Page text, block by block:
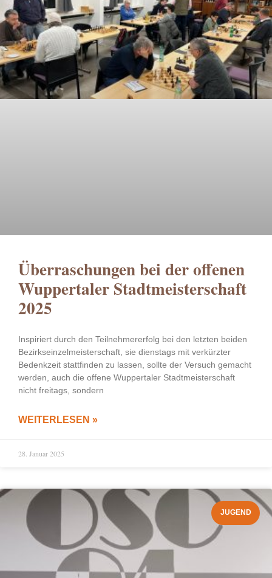
Überraschungen bei der offenen
Wuppertaler Stadtmeisterschaft
2025
Inspiriert durch den Teilnehmererfolg bei den letzten beiden
Bezirkseinzelmeisterschaft, sie dienstags mit verkürzter
Bedenkzeit stattfinden zu lassen, sollte der Versuch gemacht
werden, auch die offene Wuppertaler Stadtmeisterschaft
nicht freitags, sondern
WEITERLESEN »
28. Januar 2025
JUGEND